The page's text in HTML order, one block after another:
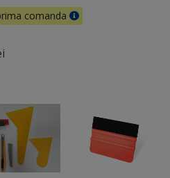
comanda